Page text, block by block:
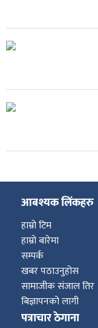
आबश्यक लिंकहरु
हाम्रो टिम
हाम्रो बारेमा
सम्पर्क
खबर पठाउनुहोस
सामाजीक संजाल तिर
बिज्ञापनको लागी
पत्राचार ठेगाना